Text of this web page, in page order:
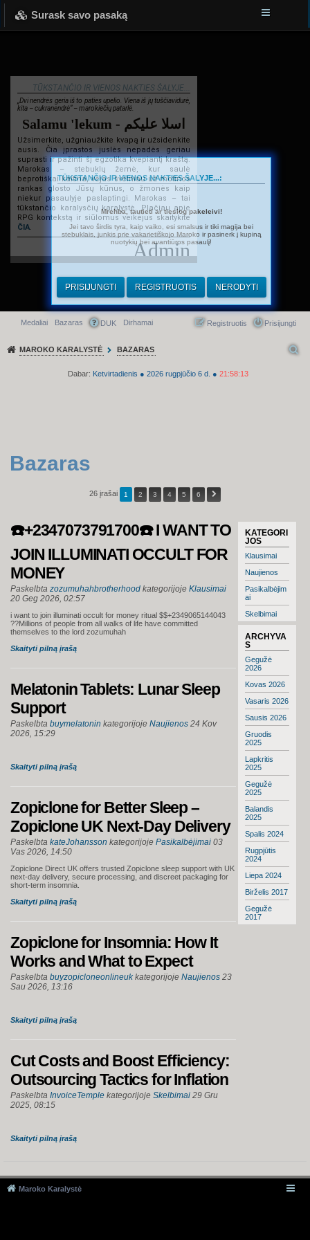
Surask savo pasaką
TŪKSTANČIO IR VIENOS NAKTIES ŠALYJE...
„Dvi nendrės geria iš to paties upelio. Viena iš jų tuščiavidurė,
kita – cukranendrė“ – marokiečių patarlė.
Salamu 'lekum - اسلا عليكم
Užsimerkite, užgniaužkite kvapą ir užsidenkite
ausis. Čia įprastos juslės nepadės geriau
suprasti ir pažinti šį egzotika kvepiantį kraštą.
Marokas – stebuklų žemė, kur saulė
beprotiškai kaitina, vėjas švelniau už motinos
rankas glosto Jūsų kūnus, o žmonės kaip
niekur pasaulyje paslaptingi. Marokas – tai
tūkstančio karalysčių karalystė. Plačiau apie
RPG kontekstą ir siūlomus veikėjus skaitykite
ČIA.
Admin
Greitasis meniu
Medaliai Bazaras DUK Dirhamai Prisijungti
Registruotis
MAROKO KARALYSTĖ BAZARAS
Dabar: Ketvirtadienis ● 2026 rugpjūčio 6 d. ● 21:58:13
TŪKSTANČIO IR VIENOS NAKTIES ŠALYJE...:
Mrehba, tautieti ar tiesiog pakeleivi!
Jei tavo širdis tyra, kaip vaiko, esi smalsus ir tiki magija bei
stebuklais, junkis prie vakarietiškojo Maroko ir pasinerk į kupiną
nuotykių bei avantiūros pasaulį!
PRISIJUNGTI REGISTRUOTIS NERODYTI
Bazaras
26 įrašai 1 2 3 4 5 6
KATEGORI
JOS
Klausimai
Naujienos
Pasikalbėjim
ai
Skelbimai
ARCHYVA
S
Gegužė
2026
Kovas 2026
Vasaris 2026
Sausis 2026
Gruodis
2025
Lapkritis
2025
Gegužė
2025
Balandis
2025
Spalis 2024
Rugpjūtis
2024
Liepa 2024
Birželis 2017
Gegužė
2017
☎️+2347073791700☎️ I WANT TO
JOIN ILLUMINATI OCCULT FOR
MONEY
Paskelbta zozumuhahbrotherhood kategorijoje Klausimai
20 Geg 2026, 02:57
i want to join illuminati occult for money ritual $$+2349065144043
??Millions of people from all walks of life have committed
themselves to the lord zozumuhah
Skaityti pilną įrašą
Melatonin Tablets: Lunar Sleep
Support
Paskelbta buymelatonin kategorijoje Naujienos 24 Kov
2026, 15:29
Skaityti pilną įrašą
Zopiclone for Better Sleep –
Zopiclone UK Next-Day Delivery
Paskelbta kateJohansson kategorijoje Pasikalbėjimai 03
Vas 2026, 14:50
Zopiclone Direct UK offers trusted Zopiclone sleep support with UK
next-day delivery, secure processing, and discreet packaging for
short-term insomnia.
Skaityti pilną įrašą
Zopiclone for Insomnia: How It
Works and What to Expect
Paskelbta buyzopicloneonlineukkategorijoje Naujienos 23
Sau 2026, 13:16
Skaityti pilną įrašą
Cut Costs and Boost Efficiency:
Outsourcing Tactics for Inflation
Paskelbta InvoiceTemple kategorijoje Skelbimai 29 Gru
2025, 08:15
Skaityti pilną įrašą
Maroko Karalystė